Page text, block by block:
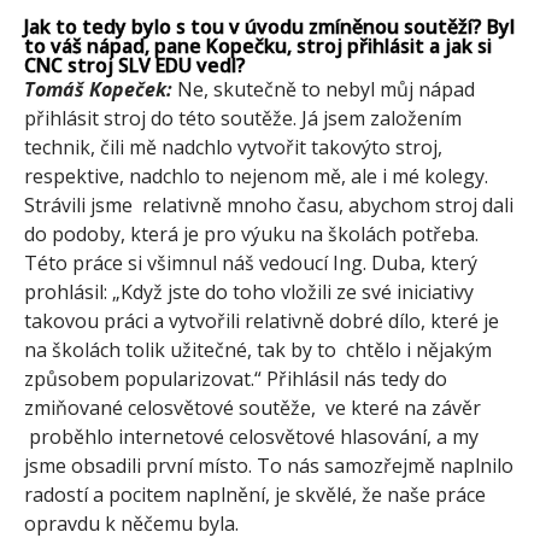
Jak to tedy bylo s tou v úvodu zmíněnou soutěží? Byl
to váš nápad, pane Kopečku, stroj přihlásit a jak si
CNC stroj SLV EDU vedl?
Tomáš Kopeček: Ne, skutečně to nebyl můj nápad
přihlásit stroj do této soutěže. Já jsem založením
technik, čili mě nadchlo vytvořit takovýto stroj,
respektive, nadchlo to nejenom mě, ale i mé kolegy.
Strávili jsme relativně mnoho času, abychom stroj dali
do podoby, která je pro výuku na školách potřeba.
Této práce si všimnul náš vedoucí Ing. Duba, který
prohlásil: „Když jste do toho vložili ze své iniciativy
takovou práci a vytvořili relativně dobré dílo, které je
na školách tolik užitečné, tak by to chtělo i nějakým
způsobem popularizovat.“ Přihlásil nás tedy do
zmiňované celosvětové soutěže, ve které na závěr
proběhlo internetové celosvětové hlasování, a my
jsme obsadili první místo. To nás samozřejmě naplnilo
radostí a pocitem naplnění, je skvělé, že naše práce
opravdu k něčemu byla.